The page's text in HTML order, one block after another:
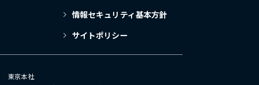
情報セキュリティ基本方針
サイトポリシー
東京本社